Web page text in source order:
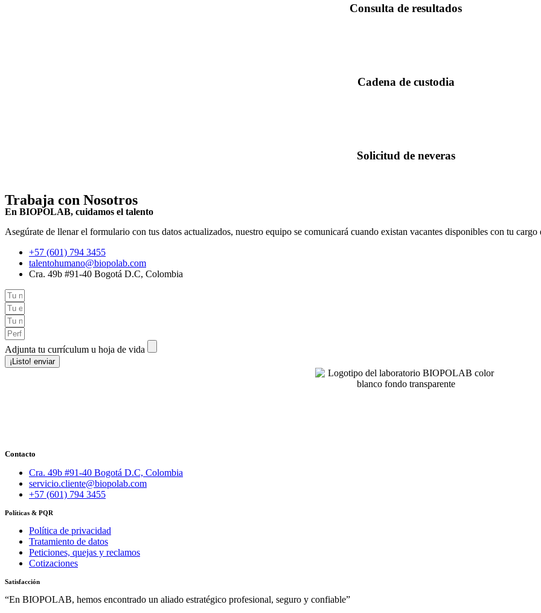
Consulta de resultados
Cadena de custodia
Solicitud de neveras
Trabaja con Nosotros
En BIOPOLAB, cuidamos el talento
Asegúrate de llenar el formulario con tus datos actualizados, nuestro equipo se comunicará cuando existan vacantes disponibles con tu cargo
+57 (601) 794 3455
talentohumano@biopolab.com
Cra. 49b #91-40 Bogotá D.C, Colombia
Adjunta tu currículum u hoja de vida
¡Listo! enviar
Contacto
Cra. 49b #91-40 Bogotá D.C, Colombia
servicio.cliente@biopolab.com
+57 (601) 794 3455
Políticas & PQR
Política de privacidad
Tratamiento de datos
Peticiones, quejas y reclamos
Cotizaciones
Satisfacción
“En BIOPOLAB, hemos encontrado un aliado estratégico profesional, seguro y confiable”